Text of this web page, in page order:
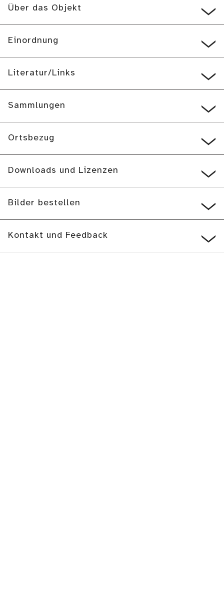
Über das Objekt
Einordnung
Literatur/Links
Sammlungen
Ortsbezug
Downloads und Lizenzen
Bilder bestellen
Kontakt und Feedback